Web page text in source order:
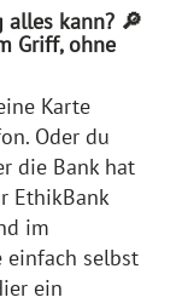
alles kann? 🔎
Griff, ohne
Karte
Oder du
die Bank hat
EthikBank
im
einfach selbst
ein